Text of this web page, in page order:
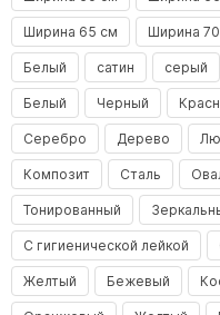
Ширина 65 см Ширина
Белый сатин серый
Белый Черный
Серебро Дерево
Композит Сталь
Тонированный
С гигиенической лейкой
Желтый Бежевый